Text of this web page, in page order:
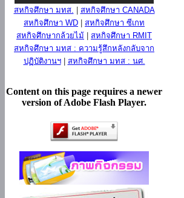
สหกิจศึกษา มทส.
สหกิจศึกษา CANADA
สหกิจศึกษา WD
สหกิจศึกษา ซีเกท
สหกิจศึกษากล้วยไม้
สหกิจศึกษา RMIT
สหกิจศึกษา มทส : ความรู้สึกหลังกลับจาก
ปฏิบัติงานฯ| สหกิจศึกษา มทส : นศ.
Content on this page requires a newer
version of Adobe Flash Player.